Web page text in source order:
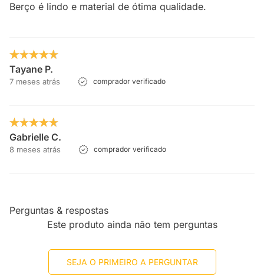
Berço é lindo e material de ótima qualidade.
Tayane P.
7 meses atrás comprador verificado
Gabrielle C.
8 meses atrás comprador verificado
Perguntas & respostas
Este produto ainda não tem perguntas
SEJA O PRIMEIRO A PERGUNTAR